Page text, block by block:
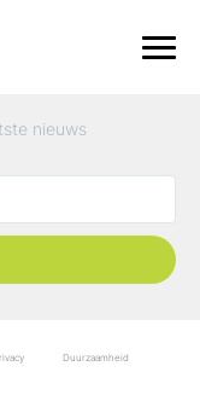
nieuws
Duurzaamheid